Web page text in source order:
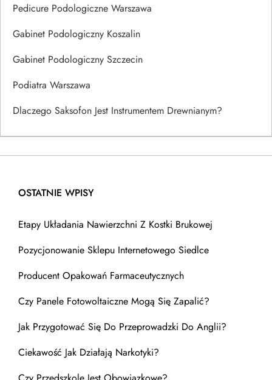
Pedicure Podologiczne Warszawa
Gabinet Podologiczny Koszalin
Gabinet Podologiczny Szczecin
Podiatra Warszawa
Dlaczego Saksofon Jest Instrumentem Drewnianym?
OSTATNIE WPISY
Etapy Układania Nawierzchni Z Kostki Brukowej
Pozycjonowanie Sklepu Internetowego Siedlce
Producent Opakowań Farmaceutycznych
Czy Panele Fotowoltaiczne Mogą Się Zapalić?
Jak Przygotować Się Do Przeprowadzki Do Anglii?
Ciekawość Jak Działają Narkotyki?